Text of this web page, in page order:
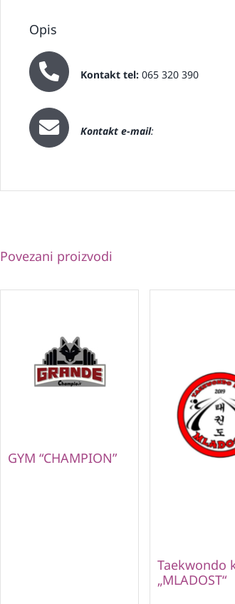
Opis
Kontakt tel: 065 320 390
Kontakt e-mail:
Povezani proizvodi
GYM “CHAMPION”
Taekwondo
„MLADOST“